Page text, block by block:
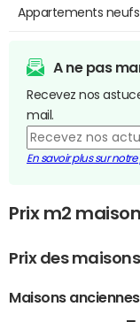
Appartements neufs
A ne pas
Recevez nos
mail.
En savoir plus sur
Prix m2
Prix des
Maisons anciennes